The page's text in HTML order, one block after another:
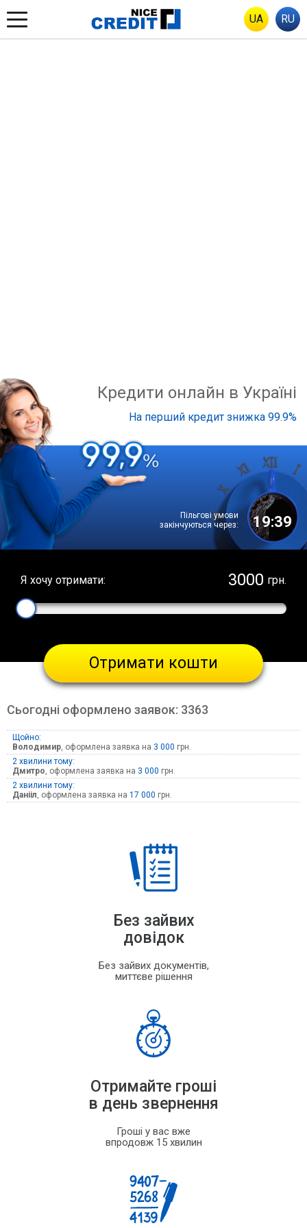
UA RU
Кредити онлайн в Україні
На перший кредит знижка 99.9%
Пільгові умови
закінчуються через:
19:39
Я хочу отримати: грн.
Отримати кошти
Сьогодні оформлено заявок: 3363
1 хвилину тому:
Володимир, оформлена заявка на 3 000 грн.
2 хвилини тому:
Дмитро, оформлена заявка на 3 000 грн.
2 хвилини тому:
Данііл, оформлена заявка на 17 000 грн.
Без зайвих
довідок
Без зайвих документів,
миттєве рішення
Отримайте гроші
в день звернення
Гроші у вас вже
впродовж 15 хвилин